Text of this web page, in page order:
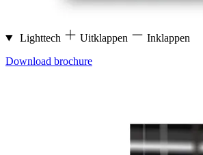
Lighttech Uitklappen
Inklappen
Download brochure